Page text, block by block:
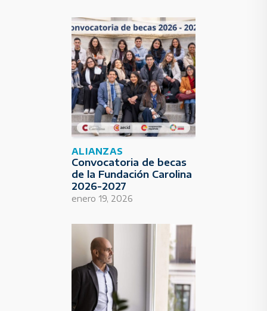
ALIANZAS
Convocatoria de becas
de la Fundación Carolina
2026-2027
enero 19, 2026